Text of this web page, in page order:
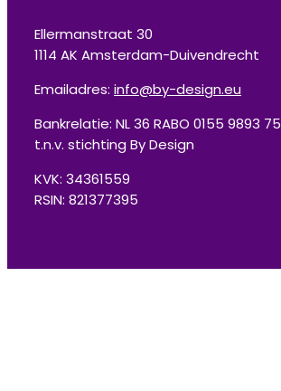
Ellermanstraat 30
1114 AK Amsterdam-Duivendrecht
Emailadres: info@by-design.eu
Bankrelatie: NL 36 RABO 0155 9893 75
t.n.v. stichting By Design
KVK: 34361559
RSIN: 821377395